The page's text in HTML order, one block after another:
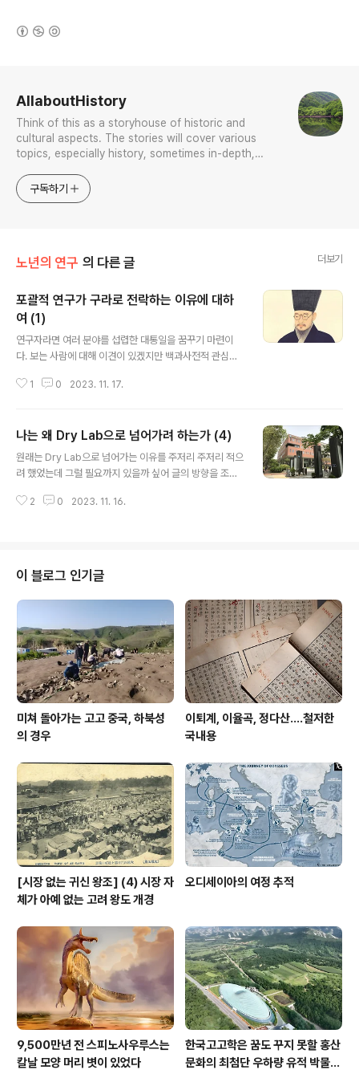
AllaboutHistory
Think of this as a storyhouse of historic and
cultural aspects. The stories will cover various
topics, especially history, sometimes in-depth,
approach will be to resist any common sense or
generalized viewpoint
구독하기
노년의 연구 의 다른 글 더보기
포괄적 연구가 구라로 전락하는 이유에 대하
여 (1)
연구자라면 여러 분야를 섭렵한 대통일을 꿈꾸기 마련이
다. 보는 사람에 대해 이견이 있겠지만 백과사전적 관심사
들어 정약용이라던가. 소위 경학부터 건축까지 관심이 없
로 이런 경우를 두고 하셨던 말씀이 있다. 그 분이 뭐라고
하셨냐 하면, 열 재주 있는 사람이 밥 굶는다는 명언이 있
다. 무슨 말을 하고자 함이냐 하면, 소위 연구라는 걸 하다
우물만 죽도록 파다가 끝내는 것도 분명히 가치가 있는 일
1 0 2023. 11. 17.
나는 왜 Dry Lab으로 넘어가려 하는가 (4)
원래는 Dry Lab으로 넘어가는 이유를 주저리 주저리 적으
려 했었는데 그럴 필요까지 있을까 싶어 글의 방향을 조금
년 안에 필자는 지난 30년간 해오던 Wet Lab일을 정리하
석을 주로하는 기법을 바닥에 깔고 인류의 건강과 질병사
에 대해 인문학적 검토까지 겸하여 작업하게 될 것이다. 필
자가 몇 년 후의 작업에 대해 이렇게 따로 글을 쓰는 이유는
이렇다. 대개 정년이 다가오면 자연과학자들은 자신의 연
구가 스토리로 만들어지지 않는데 대해 매우 초조해지게
된다. 안 그럴 수도 ..
2 0 2023. 11. 16.
이 블로그 인기글
미쳐 돌아가는 고고 중국, 하북성
의 경우
이퇴계, 이율곡, 정다산....철저한
국내용
[시장 없는 귀신 왕조] (4) 시장 자
체가 아예 없는 고려 왕도 개경
오디세이아의 여정 추적
9,500만년 전 스피노사우루스는
칼날 모양 머리 볏이 있었다
한국고고학은 꿈도 꾸지 못할 홍산
문화의 최첨단 우하량 유적 박물관